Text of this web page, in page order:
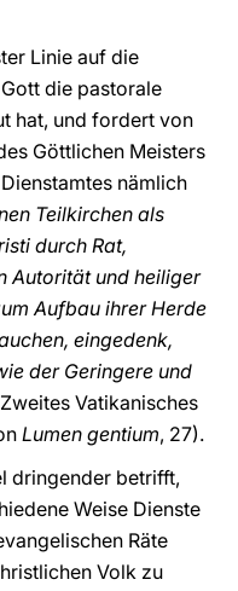
Linie auf die
die pastorale
hat, und fordert von
Göttlichen Meisters
nämlich
Teilkirchen als
durch Rat,
Autorität und heiliger
Aufbau ihrer Herde
eingedenk,
der Geringere und
Vatikanisches
Lumen gentium, 27).
dringender betrifft,
Weise Dienste
Räte
Volk zu